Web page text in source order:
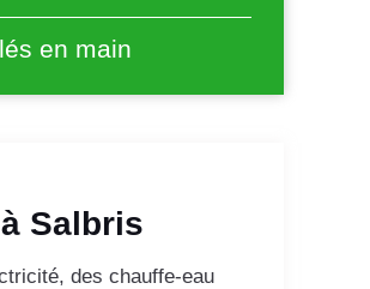
en main
Salbris
des chauffe-eau